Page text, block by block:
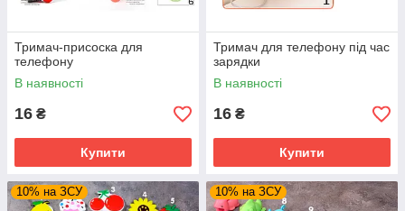
Тримач-присоска для
телефону
В наявності
16 ₴
Купити
Тримач для телефону під час
зарядки
В наявності
16 ₴
Купити
10% на ЗСУ 10% на ЗСУ